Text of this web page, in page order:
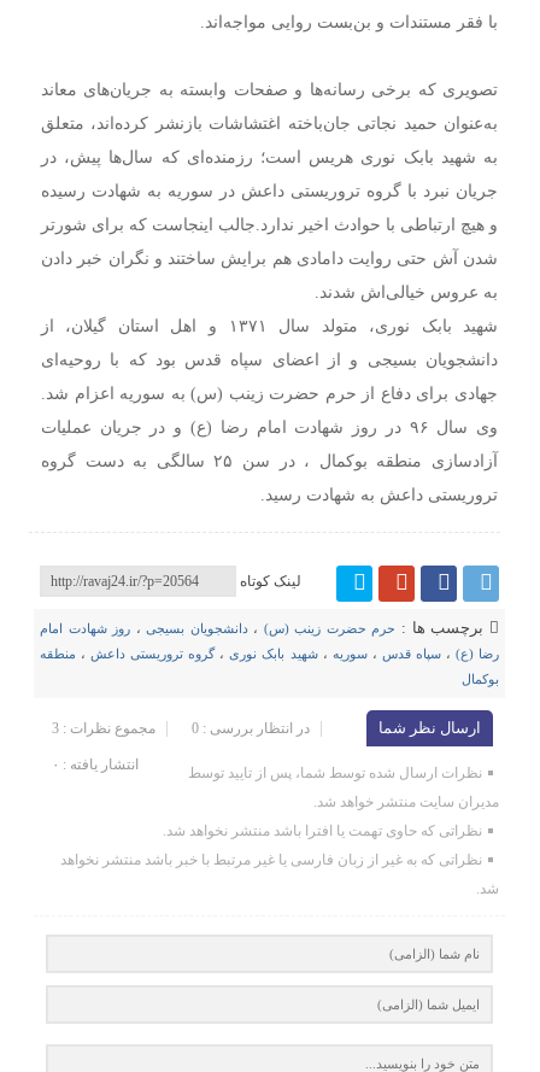
با فقر مستندات و بن‌بست روایی مواجه‌اند.
تصویری که برخی رسانه‌ها و صفحات وابسته به جریان‌های معاند
به‌عنوان حمید نجاتی جان‌باخته اغتشاشات بازنشر کرده‌اند، متعلق
به شهید بابک نوری هریس است؛ رزمنده‌ای که سال‌ها پیش، در
جریان نبرد با گروه تروریستی داعش در سوریه به شهادت رسیده
و هیچ ارتباطی با حوادث اخیر ندارد.جالب اینجاست که برای شورتر
شدن آش حتی روایت دامادی هم برایش ساختند و نگران خبر دادن
به عروس خیالی‌اش شدند.
شهید بابک نوری، متولد سال ۱۳۷۱ و اهل استان گیلان، از
دانشجویان بسیجی و از اعضای سپاه قدس بود که با روحیه‌ای
جهادی برای دفاع از حرم حضرت زینب (س) به سوریه اعزام شد.
وی سال ۹۶ در روز شهادت امام رضا (ع) و در جریان عملیات
آزادسازی منطقه بوکمال ، در سن ۲۵ سالگی به دست گروه
تروریستی داعش به شهادت رسید.
لینک کوتاه
برچسب ها : حرم حضرت زینب (س) ،دانشجویان بسیجی، روز شهادت امام
رضا (ع) ،سپاه قدس ،سوریه ،شهید بابک نوری،گروه تروریستی داعش ، منطقه
بوکمال
ارسال نظر شما مجموع نظرات : 3 در انتظار بررسی : 0
انتشار یافته : ۰
نظرات ارسال شده توسط شما، پس از تایید توسط
مدیران سایت منتشر خواهد شد.
نظراتی که حاوی تهمت یا افترا باشد منتشر نخواهد شد.
نظراتی که به غیر از زبان فارسی یا غیر مرتبط با خبر باشد منتشر نخواهد
شد.